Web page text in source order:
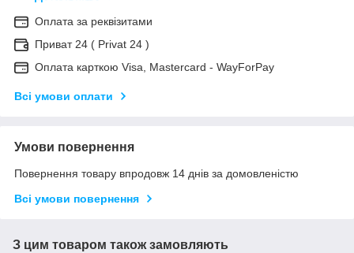
Оплата за реквізитами
Приват 24 ( Privat 24 )
Оплата карткою Visa, Mastercard - WayForPay
Всі умови оплати
Умови повернення
Повернення товару впродовж 14 днів за домовленістю
Всі умови повернення
З цим товаром також замовляють